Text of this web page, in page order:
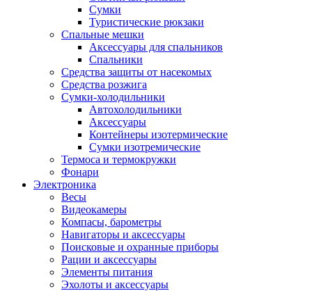
Сумки
Туристические рюкзаки
Спальные мешки
Аксессуары для спальников
Спальники
Средства защиты от насекомых
Средства розжига
Сумки-холодильники
Автохолодильники
Аксессуары
Контейнеры изотермические
Сумки изотремические
Термоса и термокружки
Фонари
Электроника
Весы
Видеокамеры
Компасы, барометры
Навигаторы и аксессуары
Поисковые и охранные приборы
Рации и аксессуары
Элементы питания
Эхолоты и аксессуары